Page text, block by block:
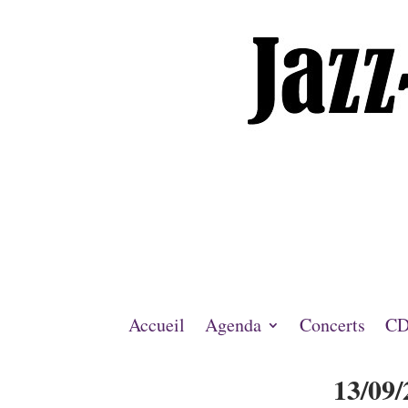
Accueil Agenda Concerts
13/